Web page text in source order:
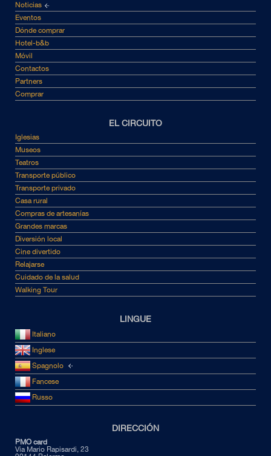
Noticias
Eventos
Dónde comprar
Hotel-b&b
Móvil
Contactos
Partners
Comprar
EL CIRCUITO
Iglesias
Museos
Teatros
Transporte público
Transporte privado
Casa rural
Compras de artesanías
Grandes marcas
Diversión local
Cine divertido
Relajarse
Cuidado de la salud
Walking Tour
LINGUE
Italiano
Inglese
Spagnolo
Fancese
Russo
DIRECCIÓN
PMO card
Via Mario Rapisardi, 23